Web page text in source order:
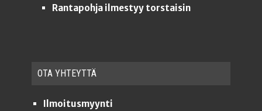
Rantapohja ilmestyy torstaisin
OTA YHTEYT­TÄ
Ilmoitusmyynti